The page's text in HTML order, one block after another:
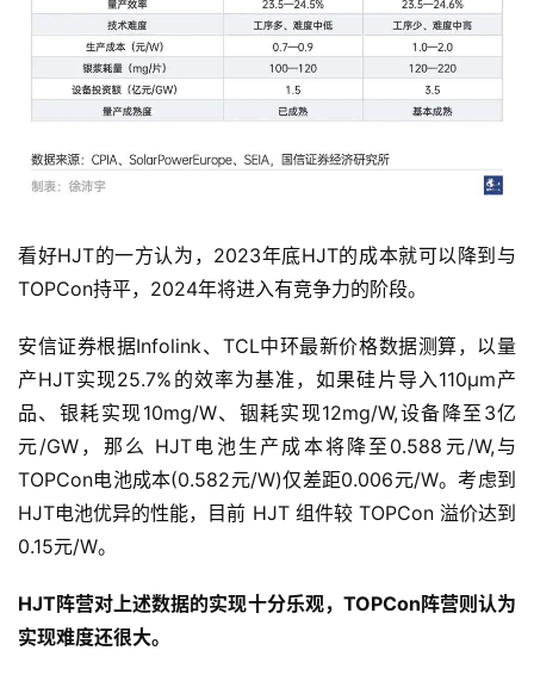
看好HJT的一方认为，2023年底HJT的成本就可以降到与
TOPCon持平，2024年将进入有竞争力的阶段。
安信证券根据Infolink、TCL中环最新价格数据测算，以量
产HJT实现25.7%的效率为基准，如果硅片导入110μm产
品、银耗实现10mg/W、铟耗实现12mg/W,设备降至3亿
元/GW，那么 HJT电池生产成本将降至0.588元/W,与
TOPCon电池成本(0.582元/W)仅差距0.006元/W。考虑到
HJT电池优异的性能，目前 HJT 组件较 TOPCon 溢价达到
0.15元/W。
HJT阵营对上述数据的实现十分乐观，TOPCon阵营则认为
实现难度还很大。